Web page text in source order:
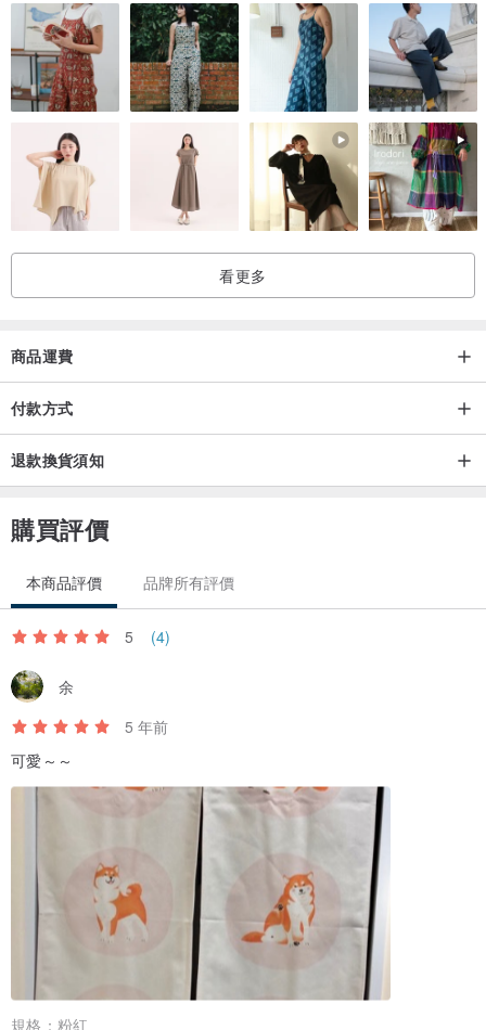
看更多
商品運費
付款方式
退款換貨須知
購買評價
本商品評價 品牌所有評價
5 (4)
余
5 年前
可愛～～
規格：粉紅